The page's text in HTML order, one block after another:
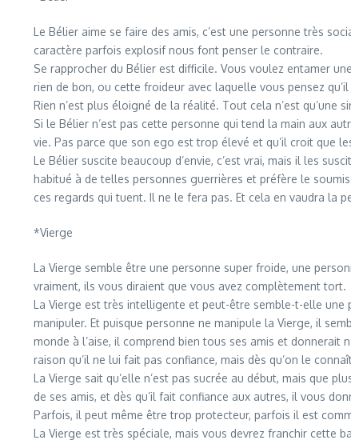
Le Bélier aime se faire des amis, c’est une personne très
caractère parfois explosif nous font penser le contraire.
Se rapprocher du Bélier est difficile. Vous voulez entamer
rien de bon, ou cette froideur avec laquelle vous pensez
Rien n’est plus éloigné de la réalité. Tout cela n’est qu’une
Si le Bélier n’est pas cette personne qui tend la main aux
vie. Pas parce que son ego est trop élevé et qu’il croit que
Le Bélier suscite beaucoup d’envie, c’est vrai, mais il les
habitué à de telles personnes guerrières et préfère le
ces regards qui tuent. Il ne le fera pas. Et cela en vaudra la
*Vierge
La Vierge semble être une personne super froide, une
vraiment, ils vous diraient que vous avez complètement tort.
La Vierge est très intelligente et peut-être semble-t-elle
manipuler. Et puisque personne ne manipule la Vierge, il
monde à l’aise, il comprend bien tous ses amis et donnerait
raison qu’il ne lui fait pas confiance, mais dès qu’on le
La Vierge sait qu’elle n’est pas sucrée au début, mais que
de ses amis, et dès qu’il fait confiance aux autres, il vous
Parfois, il peut même être trop protecteur, parfois il est
La Vierge est très spéciale, mais vous devrez franchir cette